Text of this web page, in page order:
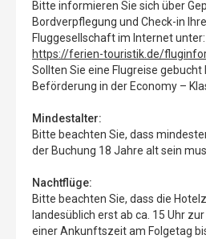
Bitte informieren Sie sich über
Bordverpflegung und Check-in
Fluggesellschaft im Internet unter:
https://ferien-touristik.de/
Sollten Sie eine Flugreise gebucht
Beförderung in der Economy –
Mindestalter:
Bitte beachten Sie, dass
der Buchung 18 Jahre alt sein
Nachtflüge:
Bitte beachten Sie, dass die
landesüblich erst ab ca. 15 Uhr
einer Ankunftszeit am Folgetag